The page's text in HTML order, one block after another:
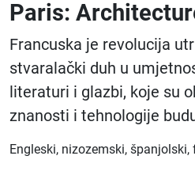
Paris:
Francuska je revolucija
stvaralački duh u
literaturi i glazbi, koje su
znanosti i tehnologije
Engleski, nizozemski,